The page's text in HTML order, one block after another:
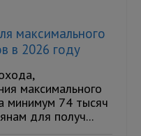
максимального
в 2026 году
максимального
минимум 74 тысяч
для получ...